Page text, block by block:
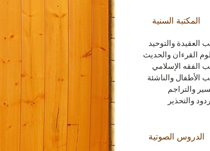
المكتبة السنية
العقيدة والتوحيد
القرءان والحديث
الفقه الإسلامي
الأطفال والناشئة
والتراجم
والتحذير
الدروس الصوتية